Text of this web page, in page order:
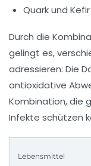
Quark und
Durch die
gelingt es,
adressieren: Die
antioxidative
Kombination, die
Infekte schützen
Lebensmittel